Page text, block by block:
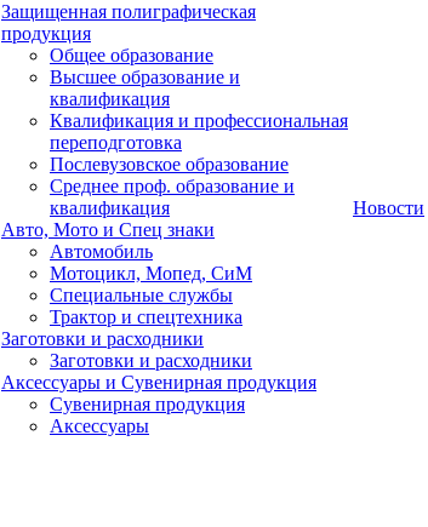
Защищенная полиграфическая
продукция
Общее образование
Высшее образование и
квалификация
Квалификация и профессиональная
переподготовка
Послевузовское образование
Среднее проф. образование и
квалификация
Авто, Мото и Спец знаки
Автомобиль
Мотоцикл, Мопед, СиМ
Специальные службы
Трактор и спецтехника
Заготовки и расходники
Заготовки и расходники
Аксессуары и Сувенирная продукция
Сувенирная продукция
Аксессуары
Новости